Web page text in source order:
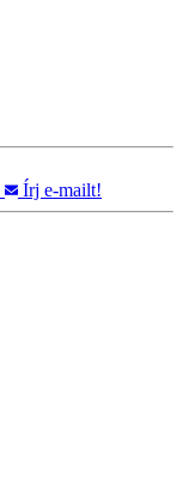
Írj e-mailt!